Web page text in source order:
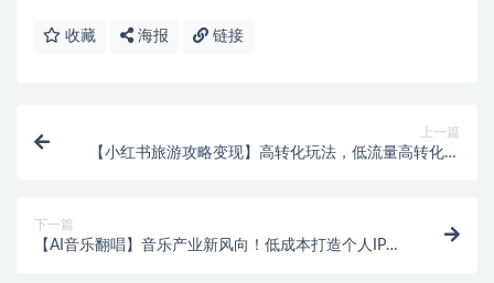
收藏 海报 链接
上一篇
【小红书旅游攻略变现】高转化玩法，低流量高转化，
下一篇
【AI音乐翻唱】音乐产业新风向！低成本打造个人IP与